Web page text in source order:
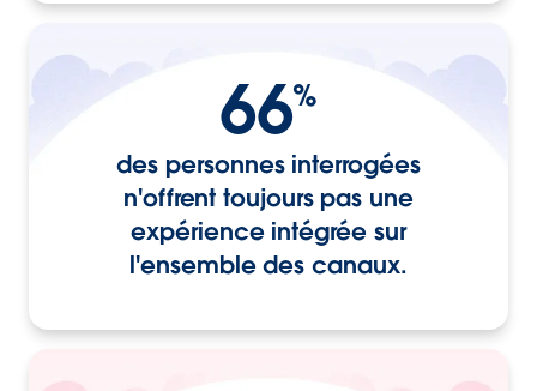
66%
des personnes interrogées
n'offrent toujours pas une
expérience intégrée sur
l'ensemble des canaux.